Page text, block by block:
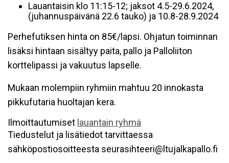
Lauantaisin klo 11:15-12; jaksot 4.5-29.6.2024,
(juhannuspäivänä 22.6 tauko) ja 10.8-28.9.2024
Perhefutiksen hinta on 85€/lapsi. Ohjatun toiminnan
lisäksi hintaan sisältyy paita, pallo ja Palloliiton
korttelipassi ja vakuutus lapselle.
Mukaan molempiin ryhmiin mahtuu 20 innokasta
pikkufutaria huoltajan kera.
Ilmoittautumiset lauantain ryhmä
Tiedustelut ja lisätiedot tarvittaessa
sähköpostiosoitteesta seurasihteeri@ltujalkapallo.fi